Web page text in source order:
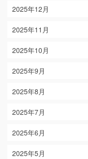
2025年12月
2025年11月
2025年10月
2025年9月
2025年8月
2025年7月
2025年6月
2025年5月